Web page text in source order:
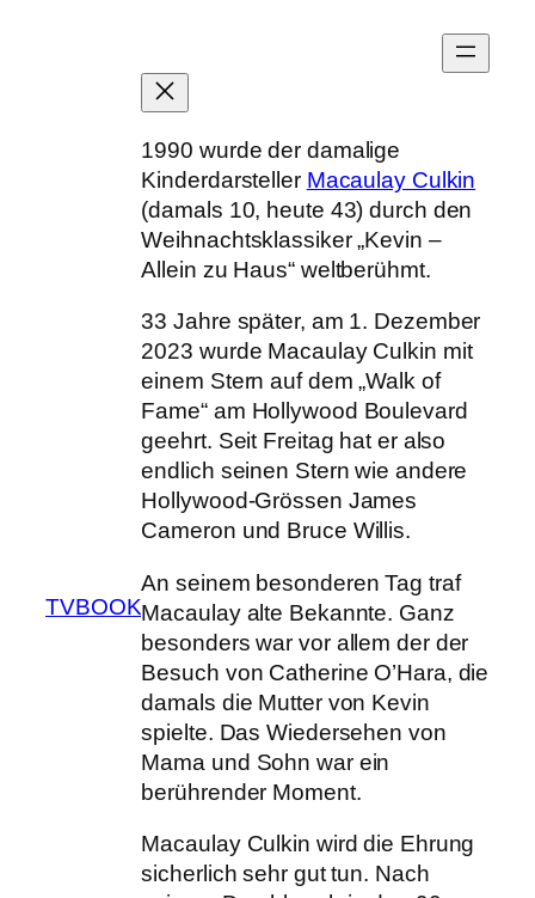
TVBOOK
1990 wurde der damalige
Kinderdarsteller Macaulay Culkin
(damals 10, heute 43) durch den
Weihnachtsklassiker „Kevin –
Allein zu Haus“ weltberühmt.
33 Jahre später, am 1. Dezember
2023 wurde Macaulay Culkin mit
einem Stern auf dem „Walk of
Fame“ am Hollywood Boulevard
geehrt. Seit Freitag hat er also
endlich seinen Stern wie andere
Hollywood-Grössen James
Cameron und Bruce Willis.
An seinem besonderen Tag traf
Macaulay alte Bekannte. Ganz
besonders war vor allem der der
Besuch von Catherine O’Hara, die
damals die Mutter von Kevin
spielte. Das Wiedersehen von
Mama und Sohn war ein
berührender Moment.
Macaulay Culkin wird die Ehrung
sicherlich sehr gut tun. Nach